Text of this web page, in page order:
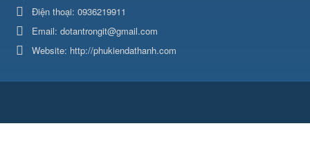
Điện thoại: 0936219911
Email: dotantrongit@gmail.com
Website: http://phukiendathanh.com